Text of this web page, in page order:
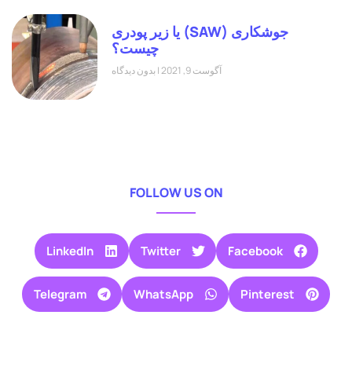
جوشکاری (SAW) یا زیر پودری
چیست؟
آگوست 9, 2021 بدون دیدگاه
FOLLOW US ON
Facebook
Twitter
LinkedIn
Pinterest
WhatsApp
Telegram